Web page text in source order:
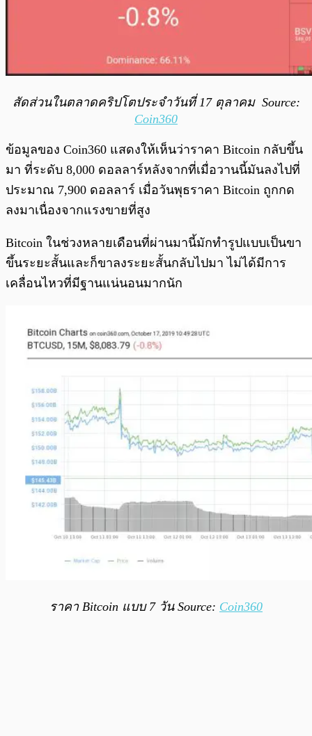
สัดส่วนในตลาดคริปโตประจำวันที่ 17 ตุลาคม Source:
Coin360
ข้อมูลของ Coin360 แสดงให้เห็นว่าราคา Bitcoin กลับขึ้น
มา ที่ระดับ 8,000 ดอลลาร์หลังจากที่เมื่อวานนี้มันลงไปที่
ประมาณ 7,900 ดอลลาร์ เมื่อวันพุธราคา Bitcoin ถูกกด
ลงมาเนื่องจากแรงขายที่สูง
Bitcoin ในช่วงหลายเดือนที่ผ่านมานี้มักทำรูปแบบเป็นขา
ขึ้นระยะสั้นและก็ขาลงระยะสั้นกลับไปมา ไม่ได้มีการ
เคลื่อนไหวที่มีฐานแน่นอนมากนัก
ราคา Bitcoin แบบ 7 วัน Source: Coin360